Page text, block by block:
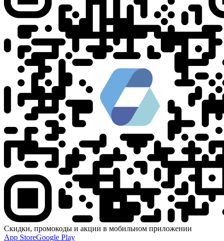
Скидки, промокоды и акции в мобильном приложении
App StoreGoogle Play